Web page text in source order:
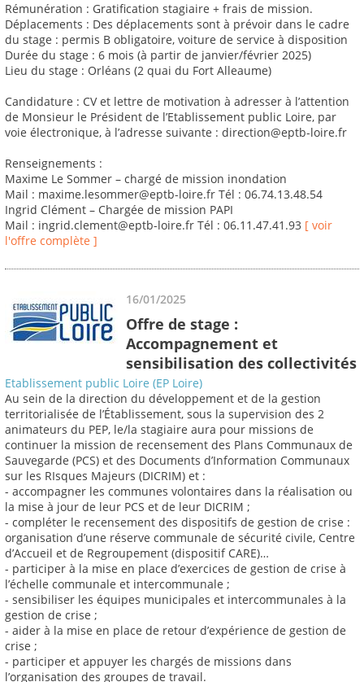
Rémunération : Gratification stagiaire + frais de mission.
Déplacements : Des déplacements sont à prévoir dans le cadre
du stage : permis B obligatoire, voiture de service à disposition
Durée du stage : 6 mois (à partir de janvier/février 2025)
Lieu du stage : Orléans (2 quai du Fort Alleaume)
Candidature : CV et lettre de motivation à adresser à l’attention
de Monsieur le Président de l’Etablissement public Loire, par
voie électronique, à l’adresse suivante : direction@eptb-loire.fr
Renseignements :
Maxime Le Sommer – chargé de mission inondation
Mail : maxime.lesommer@eptb-loire.fr Tél : 06.74.13.48.54
Ingrid Clément – Chargée de mission PAPI
Mail : ingrid.clement@eptb-loire.fr Tél : 06.11.47.41.93 [ voir
l'offre complète ]
16/01/2025
Offre de stage :
Accompagnement et
sensibilisation des collectivités
Etablissement public Loire (EP Loire)
Au sein de la direction du développement et de la gestion
territorialisée de l’Établissement, sous la supervision des 2
animateurs du PEP, le/la stagiaire aura pour missions de
continuer la mission de recensement des Plans Communaux de
Sauvegarde (PCS) et des Documents d’Information Communaux
sur les RIsques Majeurs (DICRIM) et :
- accompagner les communes volontaires dans la réalisation ou
la mise à jour de leur PCS et de leur DICRIM ;
- compléter le recensement des dispositifs de gestion de crise :
organisation d’une réserve communale de sécurité civile, Centre
d’Accueil et de Regroupement (dispositif CARE)…
- participer à la mise en place d’exercices de gestion de crise à
l’échelle communale et intercommunale ;
- sensibiliser les équipes municipales et intercommunales à la
gestion de crise ;
- aider à la mise en place de retour d’expérience de gestion de
crise ;
- participer et appuyer les chargés de missions dans
l’organisation des groupes de travail.